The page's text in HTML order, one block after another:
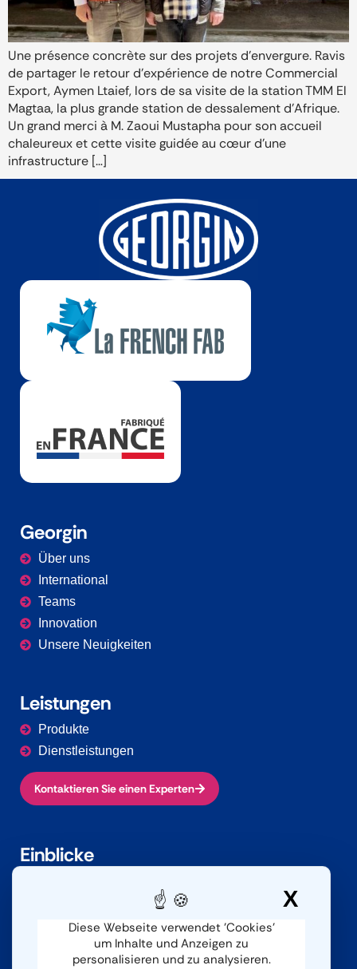
Diese Webseite verwendet 'Cookies'
um Inhalte und Anzeigen zu
personalisieren und zu analysieren.
X
Une présence concrète sur des projets d’envergure. Ravis
de partager le retour d’expérience de notre Commercial
Export, Aymen Ltaief, lors de sa visite de la station TMM El
Magtaa, la plus grande station de dessalement d’Afrique.
Un grand merci à M. Zaoui Mustapha pour son accueil
chaleureux et cette visite guidée au cœur d’une
infrastructure […]
Georgin
Über uns
International
Teams
Innovation
Unsere Neuigkeiten
Leistungen
Produkte
Dienstleistungen
Kontaktieren Sie einen Experten
Einblicke
Dokumentation